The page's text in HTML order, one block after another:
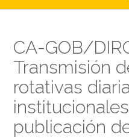
CA-GOB/
Transmisión
rotativas
publicación